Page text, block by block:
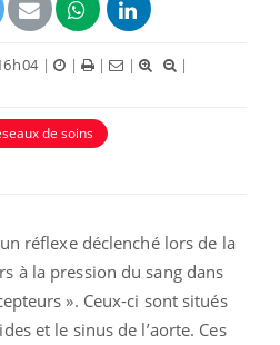
| | | |
|
de soins
réflexe déclenché lors de la
à la pression du sang dans
». Ceux-ci sont situés
et le sinus de l’aorte. Ces